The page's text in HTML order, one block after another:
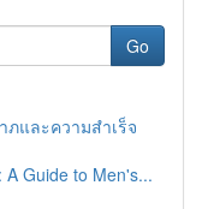
Go
ภและความสำเร็จ
Guide to Men's...